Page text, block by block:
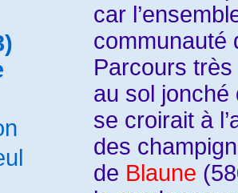
car
communauté
Parcours
au sol jonché
se croirait à
des
de Blaune